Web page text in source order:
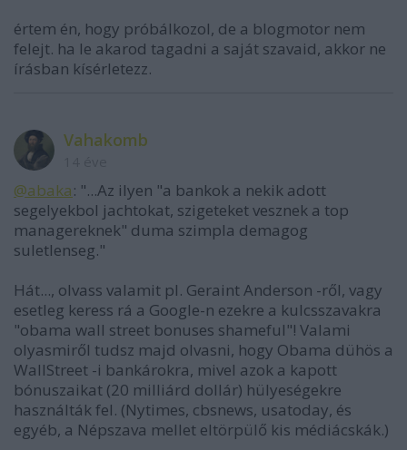
értem én, hogy próbálkozol, de a blogmotor nem
felejt. ha le akarod tagadni a saját szavaid, akkor ne
írásban kísérletezz.
Vahakomb
@abaka: "...Az ilyen "a bankok a nekik adott
segelyekbol jachtokat, szigeteket vesznek a top
managereknek" duma szimpla demagog
suletlenseg."
Hát..., olvass valamit pl. Geraint Anderson -ről, vagy
esetleg keress rá a Google-n ezekre a kulcsszavakra
"obama wall street bonuses shameful"! Valami
olyasmiről tudsz majd olvasni, hogy Obama dühös a
WallStreet -i bankárokra, mivel azok a kapott
bónuszaikat (20 milliárd dollár) hülyeségekre
használták fel. (Nytimes, cbsnews, usatoday, és
egyéb, a Népszava mellet eltörpülő kis médiácskák.)